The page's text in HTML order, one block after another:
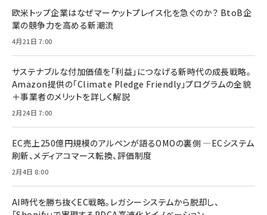
欧米トップ企業はなぜマーケットプレイス化を急ぐのか？ BtoB企
業の競争力を高める新潮流
4月21日 7:00
サステナブルな付加価値を「利益」につなげる新時代の成長戦略。
Amazon提供の「Climate Pledge Friendly」プログラムの全貌
＋事業者のメリットを詳しく解説
2月24日 7:00
EC売上250億円規模のアルペンが語るOMOの裏側 ―ECシステム
刷新、メディアコマース転換、評価制度
2月4日 8:00
AI時代を勝ち抜くEC戦略。レガシーシステムから脱却し、